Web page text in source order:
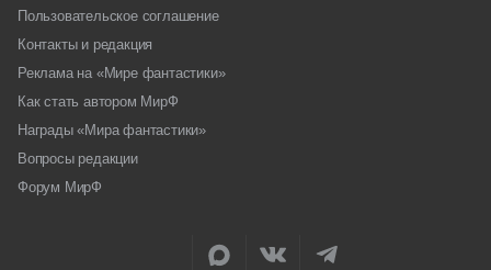
Пользовательское соглашение
Контакты и редакция
Реклама на «Мире фантастики»
Как стать автором МирФ
Награды «Мира фантастики»
Вопросы редакции
Форум МирФ